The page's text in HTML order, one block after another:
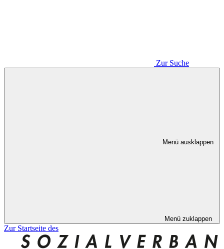
Zur Suche
Menü ausklappen
Menü zuklappen
Zur Startseite des